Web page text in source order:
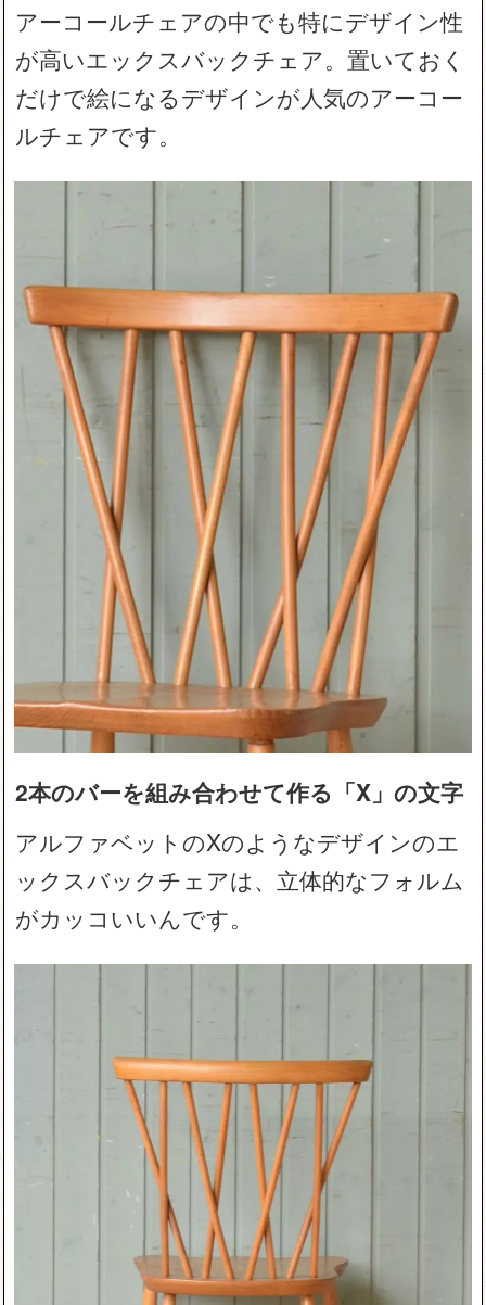
アーコールチェアの中でも特にデザイン性
が高いエックスバックチェア。置いておく
だけで絵になるデザインが人気のアーコー
ルチェアです。
2本のバーを組み合わせて作る「X」の文字
アルファベットのXのようなデザインのエ
ックスバックチェアは、立体的なフォルム
がカッコいいんです。